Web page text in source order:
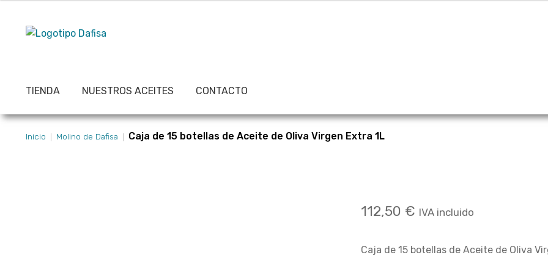
Ir
Ir
TIENDA NUESTROS ACEITES CONTACTO
Carrito Condiciones de compra CONTACTO Finalizar compra
Inicio Molino de Dafisa Caja de 15 botellas de Aceite de Oliva Virgen Extra 1L
112,50 € IVA incluido
Caja de 15 botellas de Aceite de Oliva